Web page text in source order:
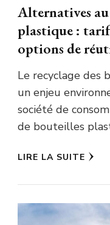
Alternatives
plastique :
options de
Le recyclage des
un enjeu
société de
de bouteilles
LIRE LA SUITE